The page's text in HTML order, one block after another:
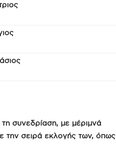
συνεδρίαση, με μέριμνά
την σειρά εκλογής των, όπως